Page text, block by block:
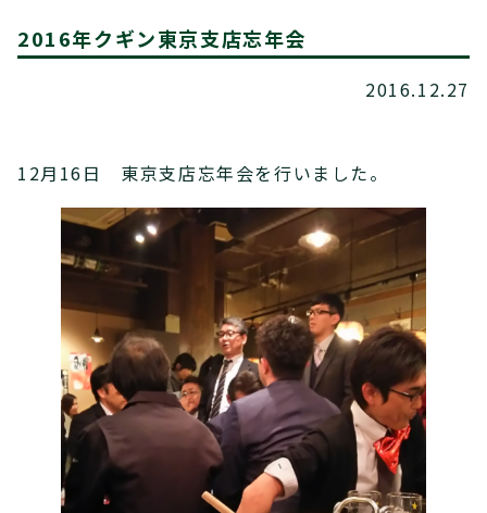
2016年クギン東京支店忘年会
2016.12.27
12月16日 東京支店忘年会を行いました。